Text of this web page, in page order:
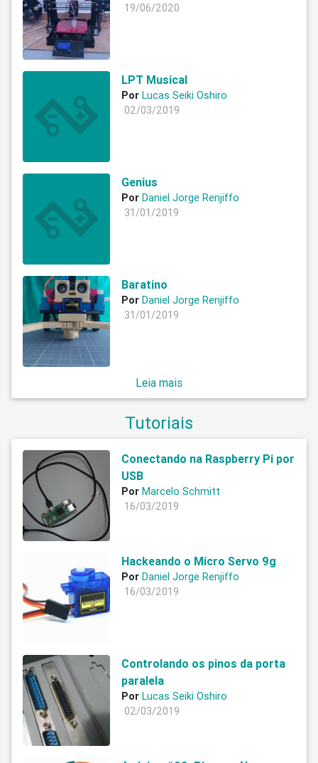
19/06/2020
LPT Musical
Por Lucas Seiki Oshiro
02/03/2019
Genius
Por Daniel Jorge Renjiffo
31/01/2019
Baratino
Por Daniel Jorge Renjiffo
31/01/2019
Leia mais
Tutoriais
Conectando na Raspberry Pi por
USB
Por Marcelo Schmitt
16/03/2019
Hackeando o Micro Servo 9g
Por Daniel Jorge Renjiffo
16/03/2019
Controlando os pinos da porta
paralela
Por Lucas Seiki Oshiro
02/03/2019